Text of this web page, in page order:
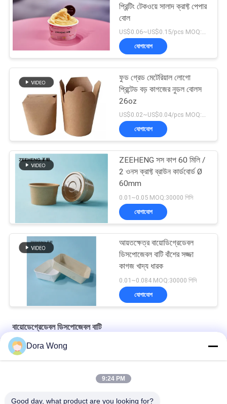
প্রিন্টিং টেকওয়ে সালাদ ক্রাফ্ট পেপার
বোল
US$0.06~US$0.15/pcs MOQ:30000 পিসি
যোগাযোগ
ফুড গ্রেড মেটেরিয়াল লোগো
প্রিন্টেড বড় কাগজের নুডল বোলস
26oz
US$0.02~US$0.04/pcs MOQ:30000 পিসি
যোগাযোগ
ZEEHENG সস কাপ 60 মিলি /
2 ওনস ক্রাফ্ট ব্রাউন কার্ডবোর্ড Ø
60mm
0.01~0.05 MOQ:30000 পিসি
যোগাযোগ
আয়তক্ষেত্র বায়োডিগ্রেডেবল
ডিসপোজেবল বাটি বাঁশের সজ্জা
কাগজ খাদ্য ধারক
0.01~0.084 MOQ:30000 পিসি
যোগাযোগ
বায়োডেগ্রেডেবল ডিসপোজেবল বাটি
টেকওয়ের জন্য Disাকনা সহ ডিসপোজেবল কাস্টম প্রিন্টিং সালাদ পেপার বোল
Dora Wong
9:24 PM
Good day, what product are you looking for?